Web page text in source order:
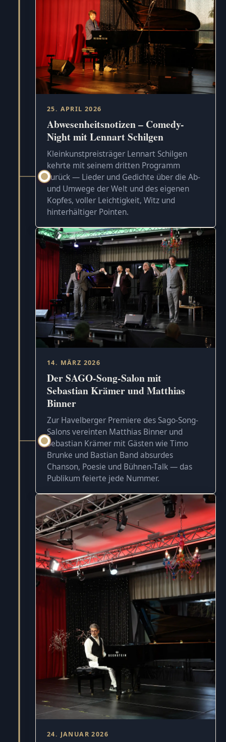
25. APRIL 2026
Abwesenheitsnotizen – Comedy-
Night mit Lennart Schilgen
Kleinkunstpreisträger Lennart Schilgen
kehrte mit seinem dritten Programm
zurück — Lieder und Gedichte über die Ab-
und Umwege der Welt und des eigenen
Kopfes, voller Leichtigkeit, Witz und
hinterhältiger Pointen.
14. MÄRZ 2026
Der SAGO-Song-Salon mit
Sebastian Krämer und Matthias
Binner
Zur Havelberger Premiere des Sago-Song-
Salons vereinten Matthias Binner und
Sebastian Krämer mit Gästen wie Timo
Brunke und Bastian Band absurdes
Chanson, Poesie und Bühnen-Talk — das
Publikum feierte jede Nummer.
24. JANUAR 2026